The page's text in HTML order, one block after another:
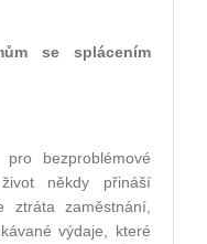
se splácením
bezproblémové
někdy přináší
ztráta zaměstnání,
výdaje, které